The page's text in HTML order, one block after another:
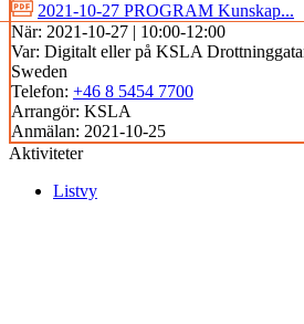
2021-10-27 PROGRAM Kunskap...
När: 2021-10-27 | 10:00-12:00
Var: Digitalt eller på KSLA
Sweden
Telefon: +46 8 5454 7700
Arrangör: KSLA
Anmälan: 2021-10-25
Aktiviteter
Listvy